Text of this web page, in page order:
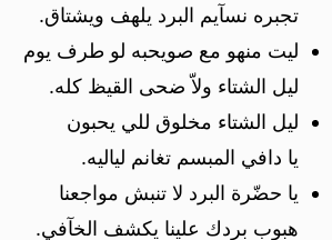
تجبره نسآيم البرد يلهف ويشتاق.
ليت منهو مع صويحبه لو طرف يوم
ليل الشتاء ولاّ ضحى القيظ كله.
ليل الشتاء مخلوق للي يحبون
يا دافي المبسم تغانم لياليه.
يا حضّرة البرد لا تنبش مواجعنا
هبوب بردك علينا يكشف الخآفي.